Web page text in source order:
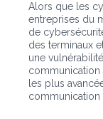
Alors que les
entreprises du
de
des terminaux
une
communication
les plus
communication